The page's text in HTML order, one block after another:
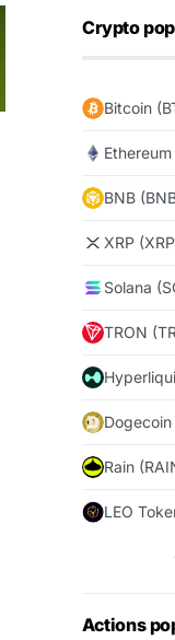
Crypto
Bitcoin
Ethereum
BNB
XRP
Solana
TRON
Dogecoin
Rain
LEO
Actions